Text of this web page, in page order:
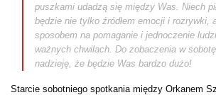
puszkami udadzą się między Was. Niech
będzie nie tylko źródłem emocji i rozrywki,
sposobem na pomaganie i jednoczenie
ważnych chwilach. Do zobaczenia w
nadzieję, że będzie Was bardzo dużo!
Starcie sobotniego spotkania między Orkanem